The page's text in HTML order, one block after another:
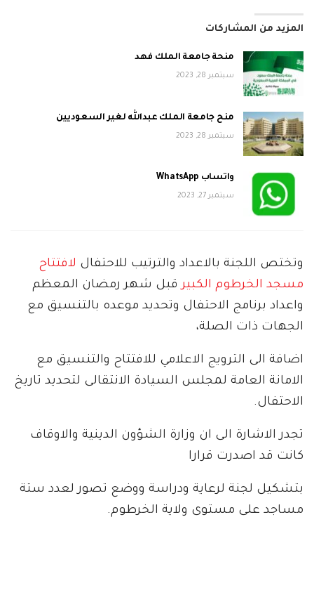
المزيد من المشاركات
منحة جامعة الملك فهد
سبتمبر 28, 2023
منح جامعة الملك عبدالله لغير السعوديين
سبتمبر 28, 2023
واتساب WhatsApp
سبتمبر 27, 2023
وتختص اللجنة بالاعداد والترتيب للاحتفال لافتتاح
مسجد الخرطوم الكبيرقبل شهر رمضان المعظم
واعداد برنامج الاحتفال وتحديد موعده بالتنسيق مع
الجهات ذات الصلة،
اضافة الى الترويج الاعلامي للافتتاح والتنسيق مع
الامانة العامة لمجلس السيادة الانتقالى لتحديد تاريخ
الاحتفال.
تجدر الاشارة الى ان وزارة الشؤون الدينية والاوقاف
كانت قد اصدرت قرارا
بتشكيل لجنة لرعاية ودراسة ووضع تصور لعدد ستة
مساجد على مستوى ولاية الخرطوم.